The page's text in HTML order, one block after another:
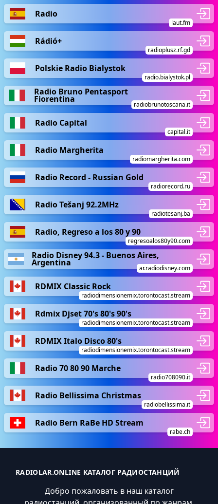
Radio
laut.fm
Rádió+
radioplusz.rf.gd
Polskie Radio Bialystok
radio.bialystok.pl
Radio Bruno Pentasport
Fiorentina
radiobrunotoscana.it
Radio Capital
capital.it
Radio Margherita
radiomargherita.com
Radio Record - Russian Gold
radiorecord.ru
Radio Tešanj 92.2MHz
radiotesanj.ba
Radio, Regreso a los 80 y 90
regresoalos80y90.com
Radio Disney 94.3 - Buenos Aires,
Argentina
ar.radiodisney.com
RDMIX Classic Rock
radiodimensionemix.torontocast.stream
Rdmix Djset 70's 80's 90's
radiodimensionemix.torontocast.stream
RDMIX Italo Disco 80's
radiodimensionemix.torontocast.stream
Radio 70 80 90 Marche
radio708090.it
Radio Bellissima Christmas
radiobellissima.it
Radio Bern RaBe HD Stream
rabe.ch
RADIOLAR.ONLINE КАТАЛОГ РАДИОСТАНЦИЙ
Добро пожаловать в наш каталог